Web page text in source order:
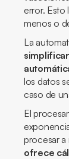
error. Esto
menos o
La
los datos
caso de
El
procesar a
ofrece